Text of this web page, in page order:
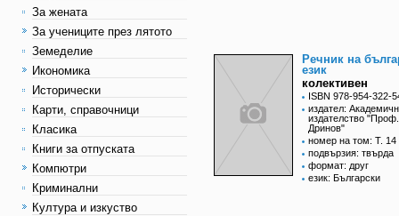
За жената
За учениците през лятото
Земеделие
Икономика
Исторически
Карти, справочници
Класика
Книги за отпуската
Компютри
Криминални
Култура и изкуство
Речник на
език
колективен
ISBN 978-954-322-
издател:
издателство
Дринов"
номер на том: Т. 14
подвързия: твърда
формат: друг
език: Български